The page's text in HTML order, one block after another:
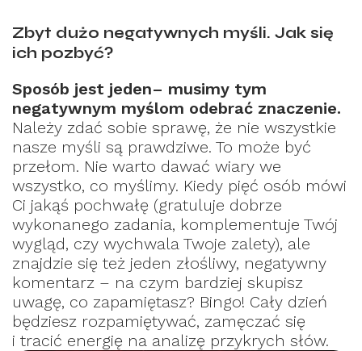
Zbyt dużo negatywnych myśli. Jak się
ich pozbyć?
Sposób jest jeden– musimy tym
negatywnym myślom odebrać znaczenie.
Należy zdać sobie sprawę, że nie wszystkie
nasze myśli są prawdziwe. To może być
przełom. Nie warto dawać wiary we
wszystko, co myślimy. Kiedy pięć osób mówi
Ci jakąś pochwałę (gratuluje dobrze
wykonanego zadania, komplementuje Twój
wygląd, czy wychwala Twoje zalety), ale
znajdzie się też jeden złośliwy, negatywny
komentarz – na czym bardziej skupisz
uwagę, co zapamiętasz? Bingo! Cały dzień
będziesz rozpamiętywać, zamęczać się
i tracić energię na analizę przykrych słów.